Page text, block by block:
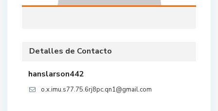
Detalles de Contacto
hanslarson442
o.x.imu.s77.75.6rj8pc.qn1@gmail.com